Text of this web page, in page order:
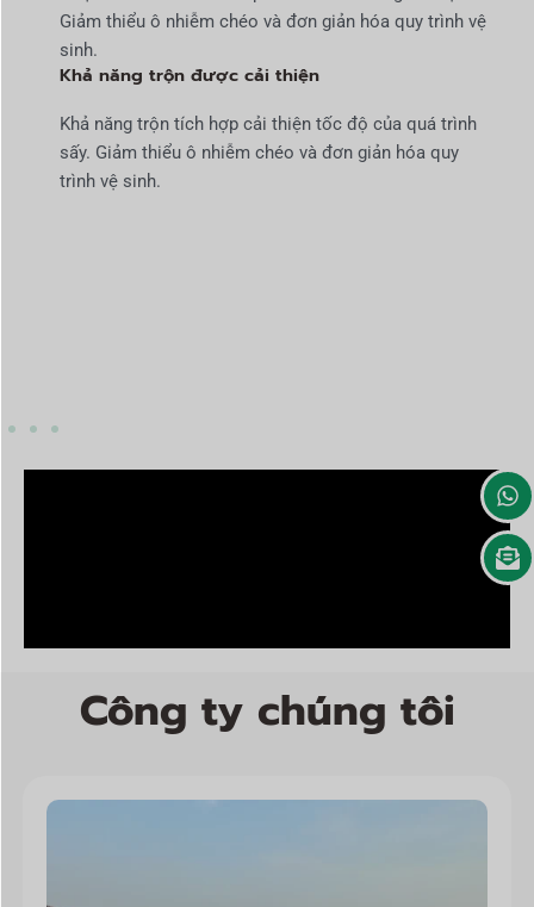
Giảm thiểu ô nhiễm chéo và đơn giản hóa quy trình vệ
sinh.
Khả năng trộn được cải thiện
Khả năng trộn tích hợp cải thiện tốc độ của quá trình
sấy. Giảm thiểu ô nhiễm chéo và đơn giản hóa quy
trình vệ sinh.
Công ty chúng tôi